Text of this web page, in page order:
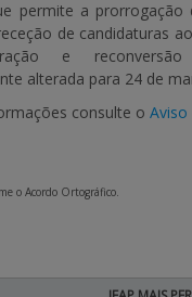
permite a
de candidaturas
e
alterada para 24 de
consulte o Aviso
o Acordo Ortográfico.